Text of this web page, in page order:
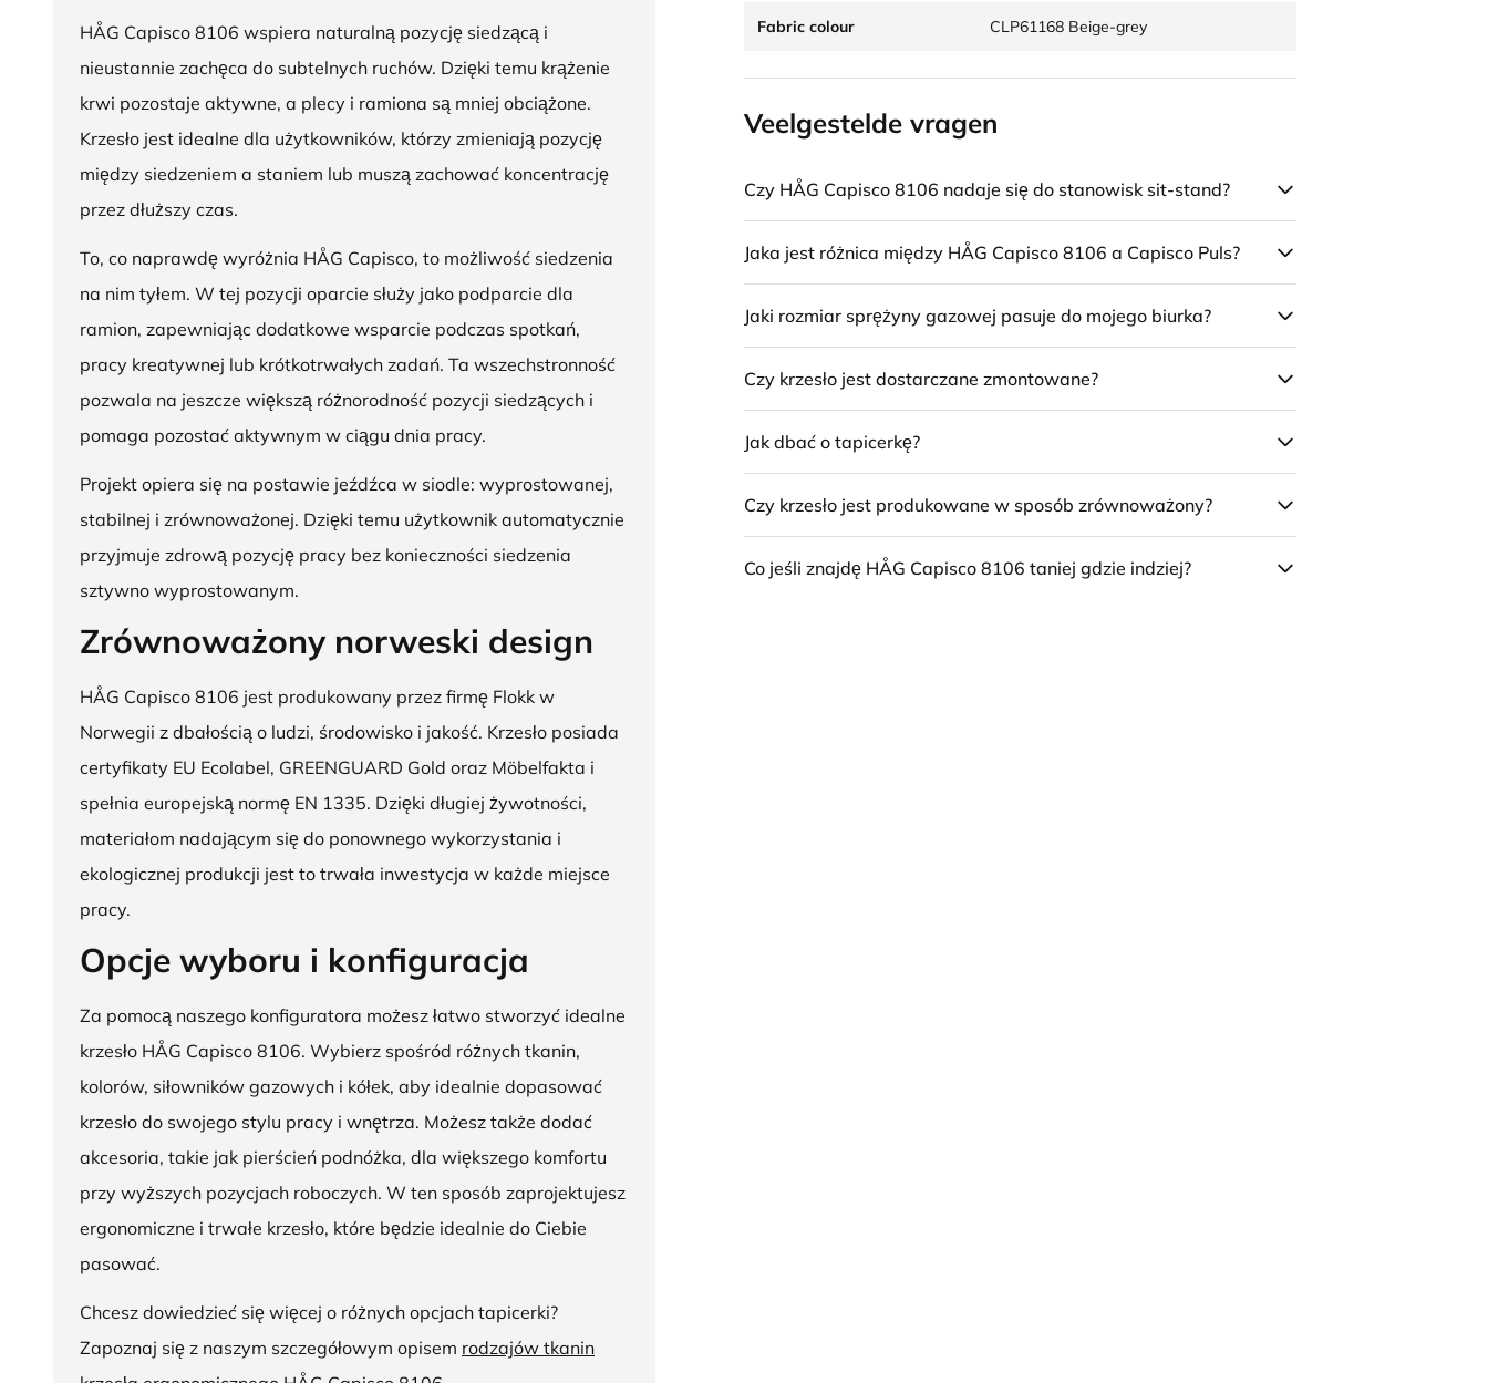
HÅG Capisco 8106 wspiera naturalną pozycję siedzącą i
nieustannie zachęca do subtelnych ruchów. Dzięki temu krążenie
krwi pozostaje aktywne, a plecy i ramiona są mniej obciążone.
Krzesło jest idealne dla użytkowników, którzy zmieniają pozycję
między siedzeniem a staniem lub muszą zachować koncentrację
przez dłuższy czas.
To, co naprawdę wyróżnia HÅG Capisco, to możliwość siedzenia
na nim tyłem. W tej pozycji oparcie służy jako podparcie dla
ramion, zapewniając dodatkowe wsparcie podczas spotkań,
pracy kreatywnej lub krótkotrwałych zadań. Ta wszechstronność
pozwala na jeszcze większą różnorodność pozycji siedzących i
pomaga pozostać aktywnym w ciągu dnia pracy.
Projekt opiera się na postawie jeźdźca w siodle: wyprostowanej,
stabilnej i zrównoważonej. Dzięki temu użytkownik automatycznie
przyjmuje zdrową pozycję pracy bez konieczności siedzenia
sztywno wyprostowanym.
Zrównoważony norweski design
HÅG Capisco 8106 jest produkowany przez firmę Flokk w
Norwegii z dbałością o ludzi, środowisko i jakość. Krzesło posiada
certyfikaty EU Ecolabel, GREENGUARD Gold oraz Möbelfakta i
spełnia europejską normę EN 1335. Dzięki długiej żywotności,
materiałom nadającym się do ponownego wykorzystania i
ekologicznej produkcji jest to trwała inwestycja w każde miejsce
pracy.
Opcje wyboru i konfiguracja
Za pomocą naszego konfiguratora możesz łatwo stworzyć idealne
krzesło HÅG Capisco 8106. Wybierz spośród różnych tkanin,
kolorów, siłowników gazowych i kółek, aby idealnie dopasować
krzesło do swojego stylu pracy i wnętrza. Możesz także dodać
akcesoria, takie jak pierścień podnóżka, dla większego komfortu
przy wyższych pozycjach roboczych. W ten sposób zaprojektujesz
ergonomiczne i trwałe krzesło, które będzie idealnie do Ciebie
pasować.
Chcesz dowiedzieć się więcej o różnych opcjach tapicerki?
Zapoznaj się z naszym szczegółowym opisem rodzajów tkanin
Fabric colour CLP61168 Beige-grey
Veelgestelde vragen
Czy HÅG Capisco 8106 nadaje się do stanowisk sit-stand?
Jaka jest różnica między HÅG Capisco 8106 a Capisco Puls?
Jaki rozmiar sprężyny gazowej pasuje do mojego biurka?
Czy krzesło jest dostarczane zmontowane?
Jak dbać o tapicerkę?
Czy krzesło jest produkowane w sposób zrównoważony?
Co jeśli znajdę HÅG Capisco 8106 taniej gdzie indziej?